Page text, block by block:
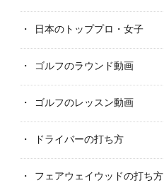
日本のトッププロ・女子
ゴルフのラウンド動画
ゴルフのレッスン動画
ドライバーの打ち方
フェアウェイウッドの打ち方